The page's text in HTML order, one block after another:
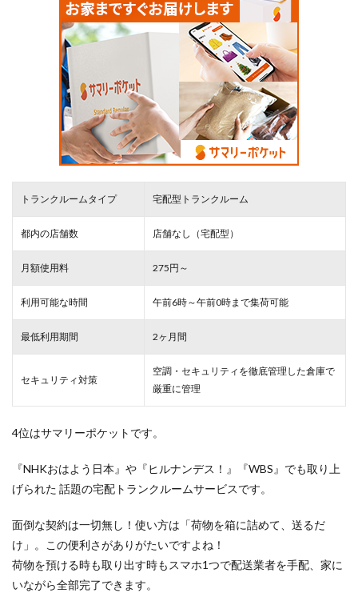
トランクルームタイプ 宅配型トランクルーム
都内の店舗数 店舗なし（宅配型）
月額使用料 275円～
利用可能な時間 午前6時～午前0時まで集荷可能
最低利用期間 2ヶ月間
セキュリティ対策
空調・セキュリティを徹底管理した倉庫で
厳重に管理
4位はサマリーポケットです。
『NHKおはよう日本』や『ヒルナンデス！』『WBS』でも取り上
げられた 話題の宅配トランクルームサービスです。
面倒な契約は一切無し！使い方は「荷物を箱に詰めて、送るだ
け」。この便利さがありがたいですよね！
荷物を預ける時も取り出す時もスマホ1つで配送業者を手配、家に
いながら全部完了できます。